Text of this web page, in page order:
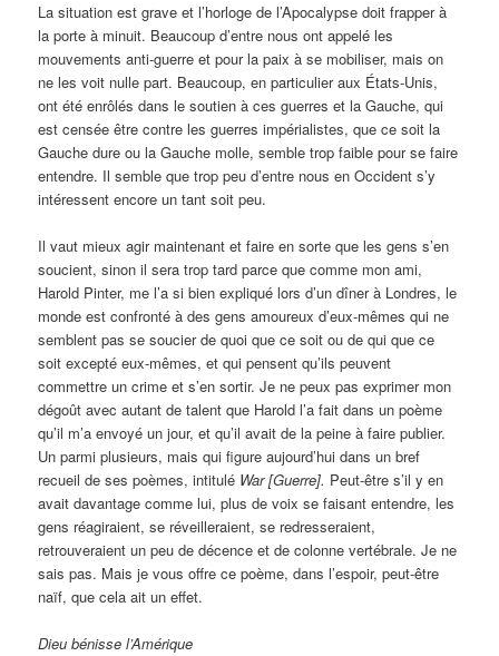
La situation est grave et l’horloge de l’Apocalypse doit frapper à
la porte à minuit. Beaucoup d’entre nous ont appelé les
mouvements anti-guerre et pour la paix à se mobiliser, mais on
ne les voit nulle part. Beaucoup, en particulier aux États-Unis,
ont été enrôlés dans le soutien à ces guerres et la Gauche, qui
est censée être contre les guerres impérialistes, que ce soit la
Gauche dure ou la Gauche molle, semble trop faible pour se faire
entendre. Il semble que trop peu d’entre nous en Occident s’y
intéressent encore un tant soit peu.
Il vaut mieux agir maintenant et faire en sorte que les gens s’en
soucient, sinon il sera trop tard parce que comme mon ami,
Harold Pinter, me l’a si bien expliqué lors d’un dîner à Londres, le
monde est confronté à des gens amoureux d’eux-mêmes qui ne
semblent pas se soucier de quoi que ce soit ou de qui que ce
soit excepté eux-mêmes, et qui pensent qu’ils peuvent
commettre un crime et s’en sortir. Je ne peux pas exprimer mon
dégoût avec autant de talent que Harold l’a fait dans un poème
qu’il m’a envoyé un jour, et qu’il avait de la peine à faire publier.
Un parmi plusieurs, mais qui figure aujourd’hui dans un bref
recueil de ses poèmes, intitulé War [Guerre]. Peut-être s’il y en
avait davantage comme lui, plus de voix se faisant entendre, les
gens réagiraient, se réveilleraient, se redresseraient,
retrouveraient un peu de décence et de colonne vertébrale. Je ne
sais pas. Mais je vous offre ce poème, dans l’espoir, peut-être
naïf, que cela ait un effet.
Dieu bénisse l’Amérique